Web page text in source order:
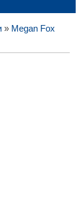
» Megan Fox